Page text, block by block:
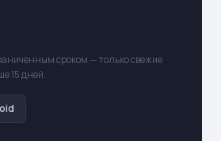
сроком — только свежие
15 дней.